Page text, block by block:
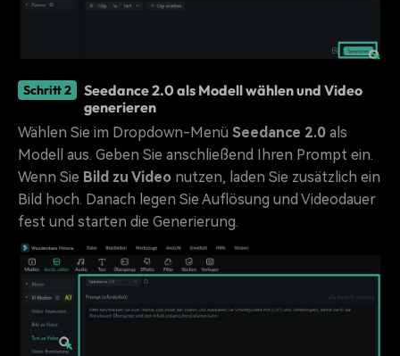
Schritt 2
Seedance 2.0 als Modell wählen und Video
generieren
Wählen Sie im Dropdown-Menü Seedance 2.0 als
Modell aus. Geben Sie anschließend Ihren Prompt ein.
Wenn Sie Bild zu Video nutzen, laden Sie zusätzlich ein
Bild hoch. Danach legen Sie Auflösung und Videodauer
fest und starten die Generierung.